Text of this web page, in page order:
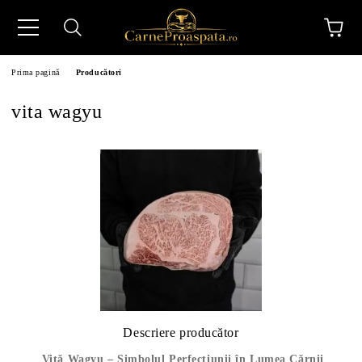
Prima pagină Producători
vita wagyu
Descriere producător
Vită Wagyu – Simbolul Perfecțiunii în Lumea Cărnii